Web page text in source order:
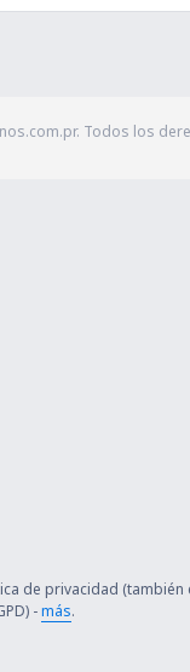
Todos los
de privacidad (también
-más.